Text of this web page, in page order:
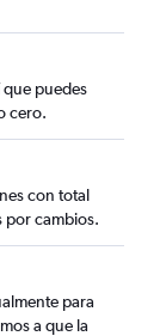
que puedes
cero.
con total
por cambios.
para
a que la